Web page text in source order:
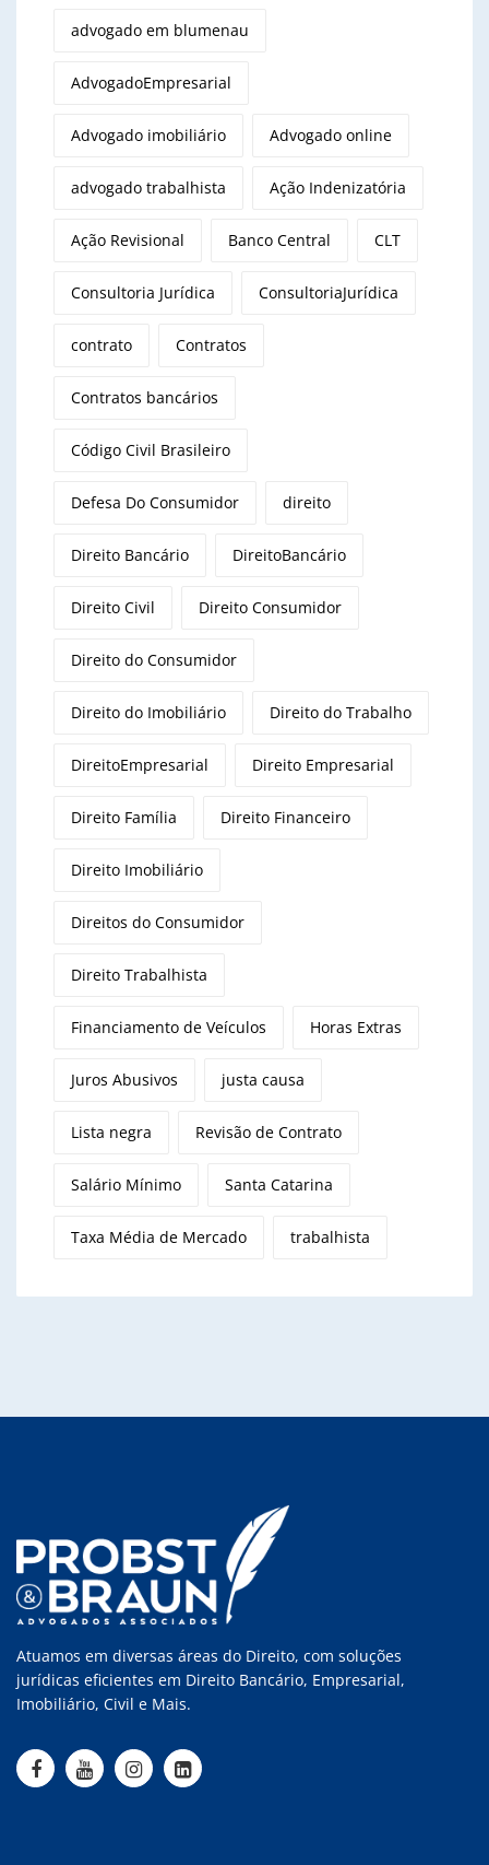
advogado em blumenau
AdvogadoEmpresarial
Advogado imobiliário Advogado online
advogado trabalhista Ação Indenizatória
Ação Revisional Banco Central CLT
Consultoria Jurídica ConsultoriaJurídica
contrato Contratos
Contratos bancários
Código Civil Brasileiro
Defesa Do Consumidor direito
Direito Bancário DireitoBancário
Direito Civil Direito Consumidor
Direito do Consumidor
Direito do Imobiliário Direito do Trabalho
DireitoEmpresarial Direito Empresarial
Direito Família Direito Financeiro
Direito Imobiliário
Direitos do Consumidor
Direito Trabalhista
Financiamento de Veículos Horas Extras
Juros Abusivos justa causa
Lista negra Revisão de Contrato
Salário Mínimo Santa Catarina
Taxa Média de Mercado trabalhista
Atuamos em diversas áreas do Direito, com soluções
jurídicas eficientes em Direito Bancário, Empresarial,
Imobiliário, Civil e Mais.